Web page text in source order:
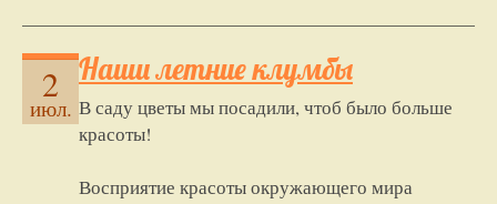
2
июл.
Наши летние клумбы
В саду цветы мы посадили, чтоб было больше
красоты!
Восприятие красоты окружающего мира